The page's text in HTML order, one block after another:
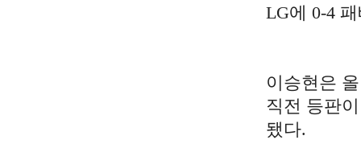
LG에 0-4
이승현은
직전 등판
됐다.